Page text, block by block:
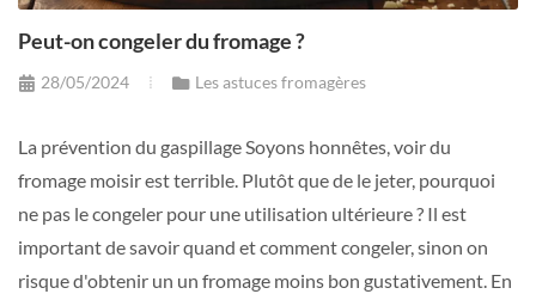
Peut-on congeler du fromage ?
28/05/2024 Les astuces fromagères
La prévention du gaspillage Soyons honnêtes, voir du
fromage moisir est terrible. Plutôt que de le jeter, pourquoi
ne pas le congeler pour une utilisation ultérieure ? Il est
important de savoir quand et comment congeler, sinon on
risque d'obtenir un un fromage moins bon gustativement. En